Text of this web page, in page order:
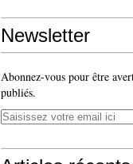
Newsletter
Abonnez-vous pour être
publiés.